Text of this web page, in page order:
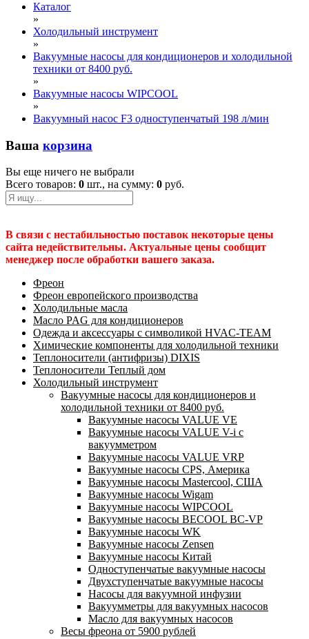
Каталог
»
Холодильный инструмент
»
Вакуумные насосы для кондиционеров и холодильной
техники от 8400 руб.
»
Вакуумные насосы WIPCOOL
»
Вакуумный насос F3 одноступенчатый 198 л/мин
Ваша корзина
Вы еще ничего не выбрали
Всего товаров: 0 шт., на сумму: 0 руб.
В связи с нестабильностью поставок некоторые цены
сайта недействительны. Актуальные цены сообщит
менеджер после обработки вашего заказа.
Фреон
Фреон европейского производства
Холодильные масла
Масло PAG для кондиционеров
Одежда и аксессуары с символикой HVAC-TEAM
Химические компоненты для холодильной техники
Теплоносители (антифризы) DIXIS
Теплоносители Теплый дом
Холодильный инструмент
Вакуумные насосы для кондиционеров и
холодильной техники от 8400 руб.
Вакуумные насосы VALUE VE
Вакуумные насосы VALUE V-i с
вакуумметром
Вакуумные насосы VALUE VRP
Вакуумные насосы CPS, Америка
Вакуумные насосы Mastercool, США
Вакуумные насосы Wigam
Вакуумные насосы WIPCOOL
Вакуумные насосы BECOOL BC-VP
Вакуумные насосы WK
Вакуумные насосы Zensen
Вакуумные насосы Китай
Одноступенчатые вакуумные насосы
Двухступенчатые вакуумные насосы
Насосы для вакуумной инфузии
Вакуумметры для вакуумных насосов
Масло для вакуумных насосов
Весы фреона от 5900 рублей